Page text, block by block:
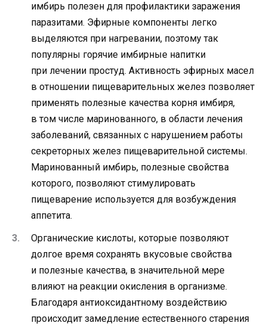
имбирь полезен для профилактики заражения
паразитами. Эфирные компоненты легко
выделяются при нагревании, поэтому так
популярны горячие имбирные напитки
при лечении простуд. Активность эфирных масел
в отношении пищеварительных желез позволяет
применять полезные качества корня имбиря,
в том числе маринованного, в области лечения
заболеваний, связанных с нарушением работы
секреторных желез пищеварительной системы.
Маринованный имбирь, полезные свойства
которого, позволяют стимулировать
пищеварение используется для возбуждения
аппетита.
Органические кислоты, которые позволяют
долгое время сохранять вкусовые свойства
и полезные качества, в значительной мере
влияют на реакции окисления в организме.
Благодаря антиоксидантному воздействию
происходит замедление естественного старения